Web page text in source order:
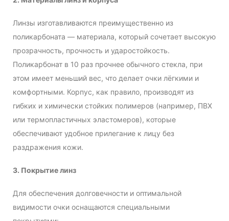
Линзы изготавливаются преимущественно из
поликарбоната — материала, который сочетает высокую
прозрачность, прочность и ударостойкость.
Поликарбонат в 10 раз прочнее обычного стекла, при
этом имеет меньший вес, что делает очки лёгкими и
комфортными. Корпус, как правило, производят из
гибких и химически стойких полимеров (например, ПВХ
или термопластичных эластомеров), которые
обеспечивают удобное прилегание к лицу без
раздражения кожи.
3. Покрытие линз
Для обеспечения долговечности и оптимальной
видимости очки оснащаются специальными